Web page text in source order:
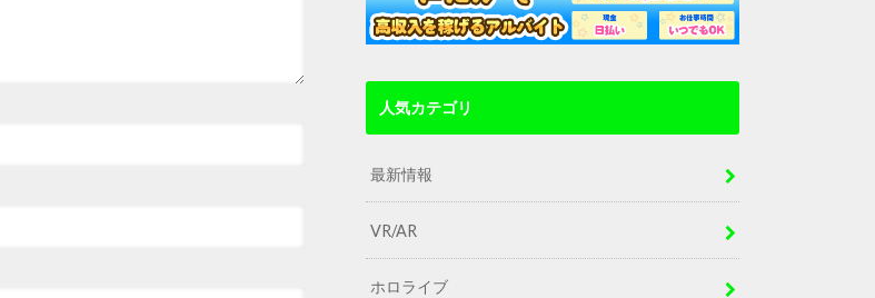
人気カテゴリ
最新情報
VR/AR
ホロライブ